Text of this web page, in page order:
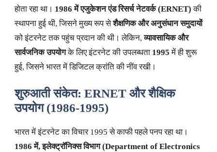
होता रहा था। 1986 में एजुकेशन एंड रिसर्च नेटवर्क (ERNET) की
स्थापना हुई थी, जिसने मुख्य रूप सेशैक्षणिक और अनुसंधान समुदायों
को इंटरनेट तक पहुंच प्रदान की थी। लेकिन,व्यावसायिक और
सार्वजनिक उपयोगके लिए इंटरनेट की उपलब्धता 1995 में ही शुरू
हुई, जिसने भारत में डिजिटल क्रांति की नींव रखी।
शुरुआती संकेत: ERNET और शैक्षिक
उपयोग (1986-1995)
भारत में इंटरनेट का विचार 1995 से काफी पहले पनप रहा था।
1986 में, इलेक्ट्रॉनिक्स विभाग (Department of Electronics